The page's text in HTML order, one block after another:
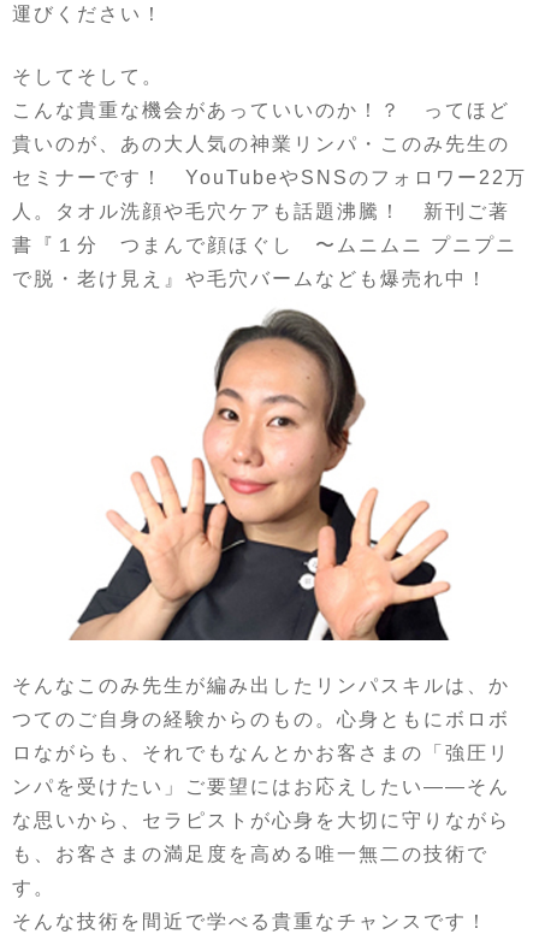
運びください！
そしてそして。
こんな貴重な機会があっていいのか！？ ってほど
貴いのが、あの大人気の神業リンパ・このみ先生の
セミナーです！ YouTubeやSNSのフォロワー22万
人。タオル洗顔や毛穴ケアも話題沸騰！ 新刊ご著
書『１分 つまんで顔ほぐし 〜ムニムニ プニプニ
で脱・老け見え』や毛穴バームなども爆売れ中！
そんなこのみ先生が編み出したリンパスキルは、か
つてのご自身の経験からのもの。心身ともにボロボ
ロながらも、それでもなんとかお客さまの「強圧リ
ンパを受けたい」ご要望にはお応えしたい——そん
な思いから、セラピストが心身を大切に守りながら
も、お客さまの満足度を高める唯一無二の技術で
す。
そんな技術を間近で学べる貴重なチャンスです！